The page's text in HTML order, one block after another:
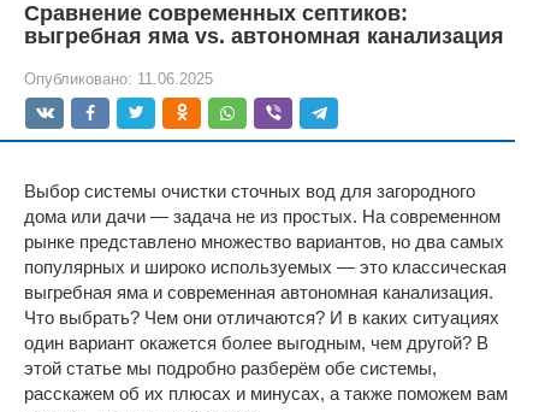
:
Сравнение современных септиков:
выгребная яма vs. автономная канализация
Опубликовано: 11.06.2025
Выбор системы очистки сточных вод для загородного
дома или дачи — задача не из простых. На современном
рынке представлено множество вариантов, но два самых
популярных и широко используемых — это классическая
выгребная яма и современная автономная канализация.
Что выбрать? Чем они отличаются? И в каких ситуациях
один вариант окажется более выгодным, чем другой? В
этой статье мы подробно разберём обе системы,
расскажем об их плюсах и минусах, а также поможем вам